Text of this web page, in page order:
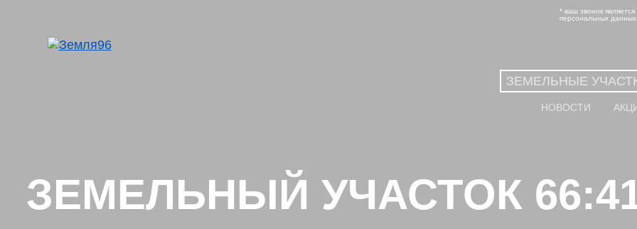
* ваш звонок
персональных данных
ЗЕМЕЛЬНЫЕ
НОВОСТИ
ЗЕМЕЛЬНЫЙ УЧАСТОК